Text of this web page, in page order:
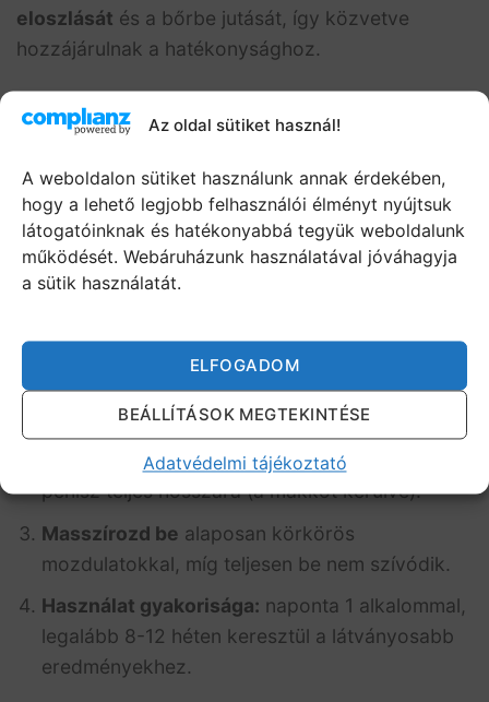
Az oldal sütiket használ!
A weboldalon sütiket használunk annak érdekében,
hogy a lehető legjobb felhasználói élményt nyújtsuk
látogatóinknak és hatékonyabbá tegyük weboldalunk
működését. Webáruházunk használatával jóváhagyja
a sütik használatát.
ELFOGADOM
BEÁLLÍTÁSOK MEGTEKINTÉSE
Adatvédelmi tájékoztató
eloszlását és a bőrbe jutását, így közvetve
hozzájárulnak a hatékonysághoz.
Parfum (illatanyag)
diszkrét, így nem zavaró az intim együttlétek
során.
✅ A termék kellemes illatát biztosítja.
Használati útmutató
Tisztítsd mega péniszt meleg vízzel és töröld
szárazra.
Vigyél fel egy kis mennyiségű krémet
pénisz teljes hosszára (a makkot kerülve).
Masszírozd be alaposan körkörös
mozdulatokkal, míg teljesen be nem szívódik.
Használat gyakorisága: naponta 1 alkalommal,
legalább 8-12 héten keresztül a látványosabb
eredményekhez.